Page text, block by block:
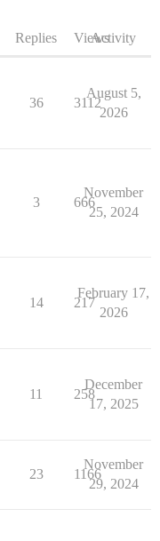
Replies ViewsActivity
36 3112
August 5,
2026
3 666
November
25, 2024
14 217
February 17,
2026
11 258
December
17, 2025
23 1166
November
29, 2024